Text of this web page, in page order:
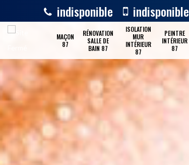
indisponible indisponible
MAÇON
87
RÉNOVATION
SALLE DE
BAIN 87
ISOLATION
MUR
INTÉRIEUR
87
PEINTRE
INTÉRIEUR
87